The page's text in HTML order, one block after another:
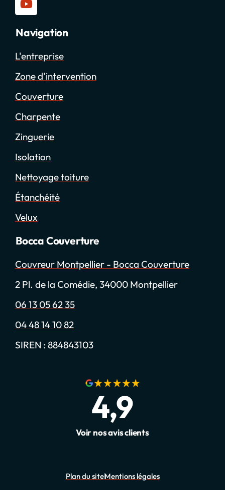
Navigation
L'entreprise
Zone d'intervention
Couverture
Charpente
Zinguerie
Isolation
Nettoyage toiture
Étanchéité
Velux
Bocca Couverture
Couvreur Montpellier - Bocca Couverture
2 Pl. de la Comédie, 34000 Montpellier
06 13 05 62 35
04 48 14 10 82
SIREN : 884843103
4,9
Voir nos avis clients
Plan du siteMentions légales